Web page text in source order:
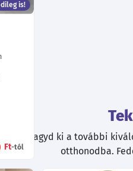
is!
Ft-tól
ne hagyd ki a további
otthonodba.